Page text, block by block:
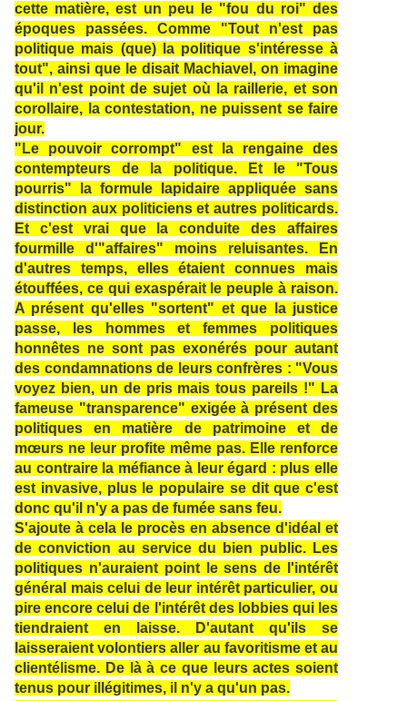
cette matière, est un peu le "fou du roi" des
époques passées. Comme "Tout n'est pas
politique mais (que) la politique s'intéresse à
tout", ainsi que le disait Machiavel, on imagine
qu'il n'est point de sujet où la raillerie, et son
corollaire, la contestation, ne puissent se faire
jour.
"Le pouvoir corrompt" est la rengaine des
contempteurs de la politique. Et le "Tous
pourris" la formule lapidaire appliquée sans
distinction aux politiciens et autres politicards.
Et c'est vrai que la conduite des affaires
fourmille d'"affaires" moins reluisantes. En
d'autres temps, elles étaient connues mais
étouffées, ce qui exaspérait le peuple à raison.
A présent qu'elles "sortent" et que la justice
passe, les hommes et femmes politiques
honnêtes ne sont pas exonérés pour autant
des condamnations de leurs confrères : "Vous
voyez bien, un de pris mais tous pareils !" La
fameuse "transparence" exigée à présent des
politiques en matière de patrimoine et de
mœurs ne leur profite même pas. Elle renforce
au contraire la méfiance à leur égard : plus elle
est invasive, plus le populaire se dit que c'est
donc qu'il n'y a pas de fumée sans feu.
S'ajoute à cela le procès en absence d'idéal et
de conviction au service du bien public. Les
politiques n'auraient point le sens de l'intérêt
général mais celui de leur intérêt particulier, ou
pire encore celui de l'intérêt des lobbies qui les
tiendraient en laisse. D'autant qu'ils se
laisseraient volontiers aller au favoritisme et au
clientélisme. De là à ce que leurs actes soient
tenus pour illégitimes, il n'y a qu'un pas.